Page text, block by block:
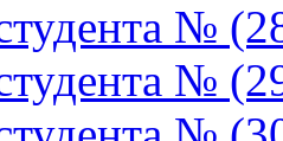
№
№